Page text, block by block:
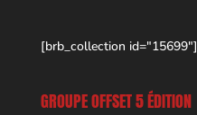
[brb_collection id="15699"]
GROUPE OFFSET 5 ÉDITION